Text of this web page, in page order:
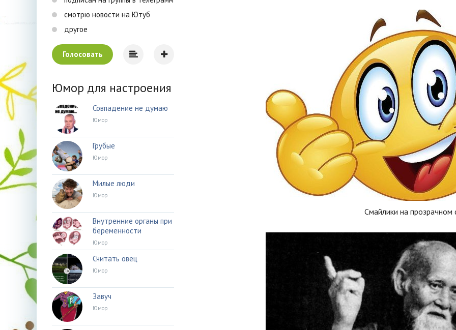
Смайлики на прозрачном
смотрю новости на Ютуб
другое
Голосовать
Юмор для настроения
Совпадение не думаю
Юмор
Грубые
Юмор
Милые люди
Юмор
Внутренние органы при
беременности
Юмор
Считать овец
Юмор
Завуч
Юмор